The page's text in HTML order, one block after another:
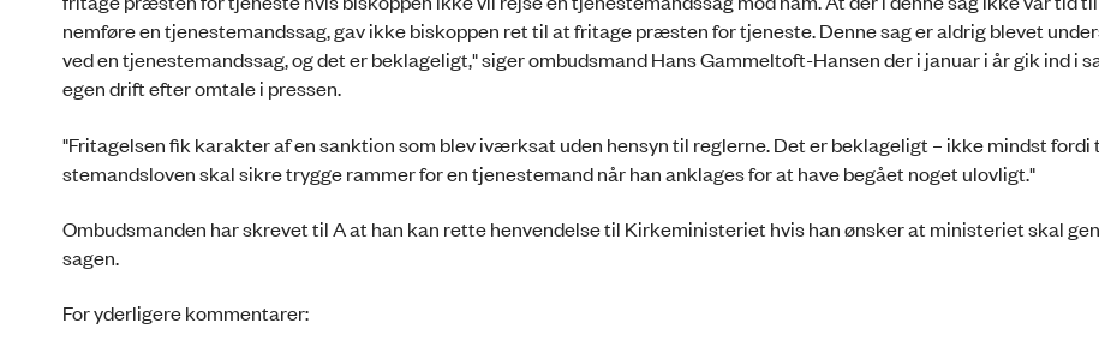
nem­føre en tjenestemandssag, gav ikke biskoppen ret til at fri­ta­ge præsten for tjeneste. Denne sag er aldrig blevet
ved en tjenestemandssag, og det er beklageligt," siger ombudsmand Hans Gammeltoft-Hansen der i januar i år gik ind i
egen drift efter omtale i pressen.
"Fritagelsen fik karakter af en sanktion som blev iværksat uden hensyn til reglerne. Det er beklageligt – ikke mindst
ste­mandsloven skal sikre trygge rammer for en tjenestemand når han anklages for at have begået noget ulovligt."
Ombudsmanden har skrevet til A at han kan rette henvendelse til Kirkeministeriet hvis han ønsker at mini­ste­riet skal
sagen.
For yderligere kommentarer: